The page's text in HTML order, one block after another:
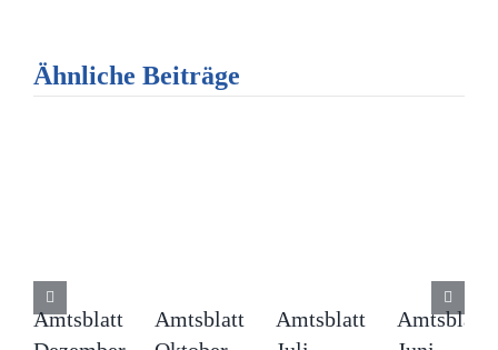
Ähnliche Beiträge
Amtsblatt
Amtsblatt
Amtsblatt
Amtsblatt